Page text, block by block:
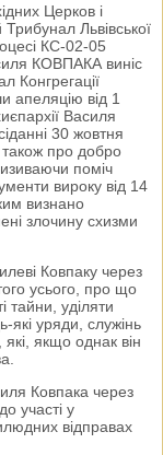
Церков і
Львівської
КС-02-05
КОВПАКА виніс
Конгрегації
апеляцію від 1
Василя
30 жовтня
про добро
поміч
вироку від 14
визнано
злочину схизми
Ковпаку через
усього, про що
тайни, уділяти
які уряди, служінь
якщо однак він
Ковпака через
участі у
відправах